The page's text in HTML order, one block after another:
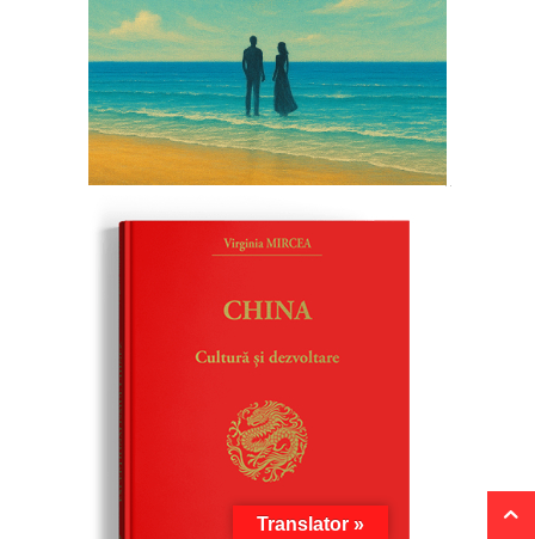
Translator »